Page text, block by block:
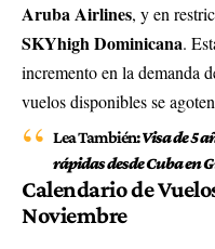
Aruba Airlines, y en
SKYhigh Dominicana.
incremento en la demanda
vuelos disponibles se
Lea También: Visa de 5
rápidas desde Cuba en
Calendario de
Noviembre